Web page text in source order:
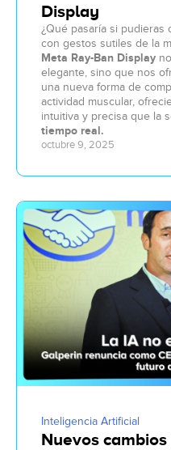
Display
¿Qué pasaría si
con gestos sutiles de la
Meta Ray-Ban Display
elegante, sino que nos
una nueva forma de
actividad muscular,
intuitiva y precisa que la
tiempo real.
octubre 9, 2025
Inteligencia Artificial
Nuevos